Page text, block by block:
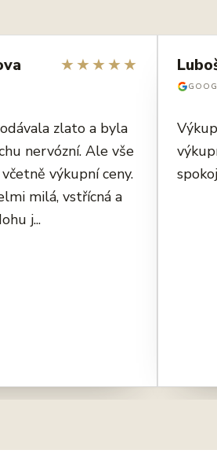
★★★★★
zlato a byla
nervózní. Ale vše
výkupní ceny.
milá, vstřícná a
j...